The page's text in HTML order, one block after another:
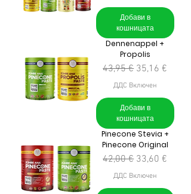
Добави в
кошницата
Dennenappel +
Propolis
Редовна цена
43,95 € Продажна
35,16 €
ДДС Включен
Добави в
кошницата
Pinecone Stevia +
Pinecone Original
Редовна цена
42,00 € Продажна
33,60 €
ДДС Включен